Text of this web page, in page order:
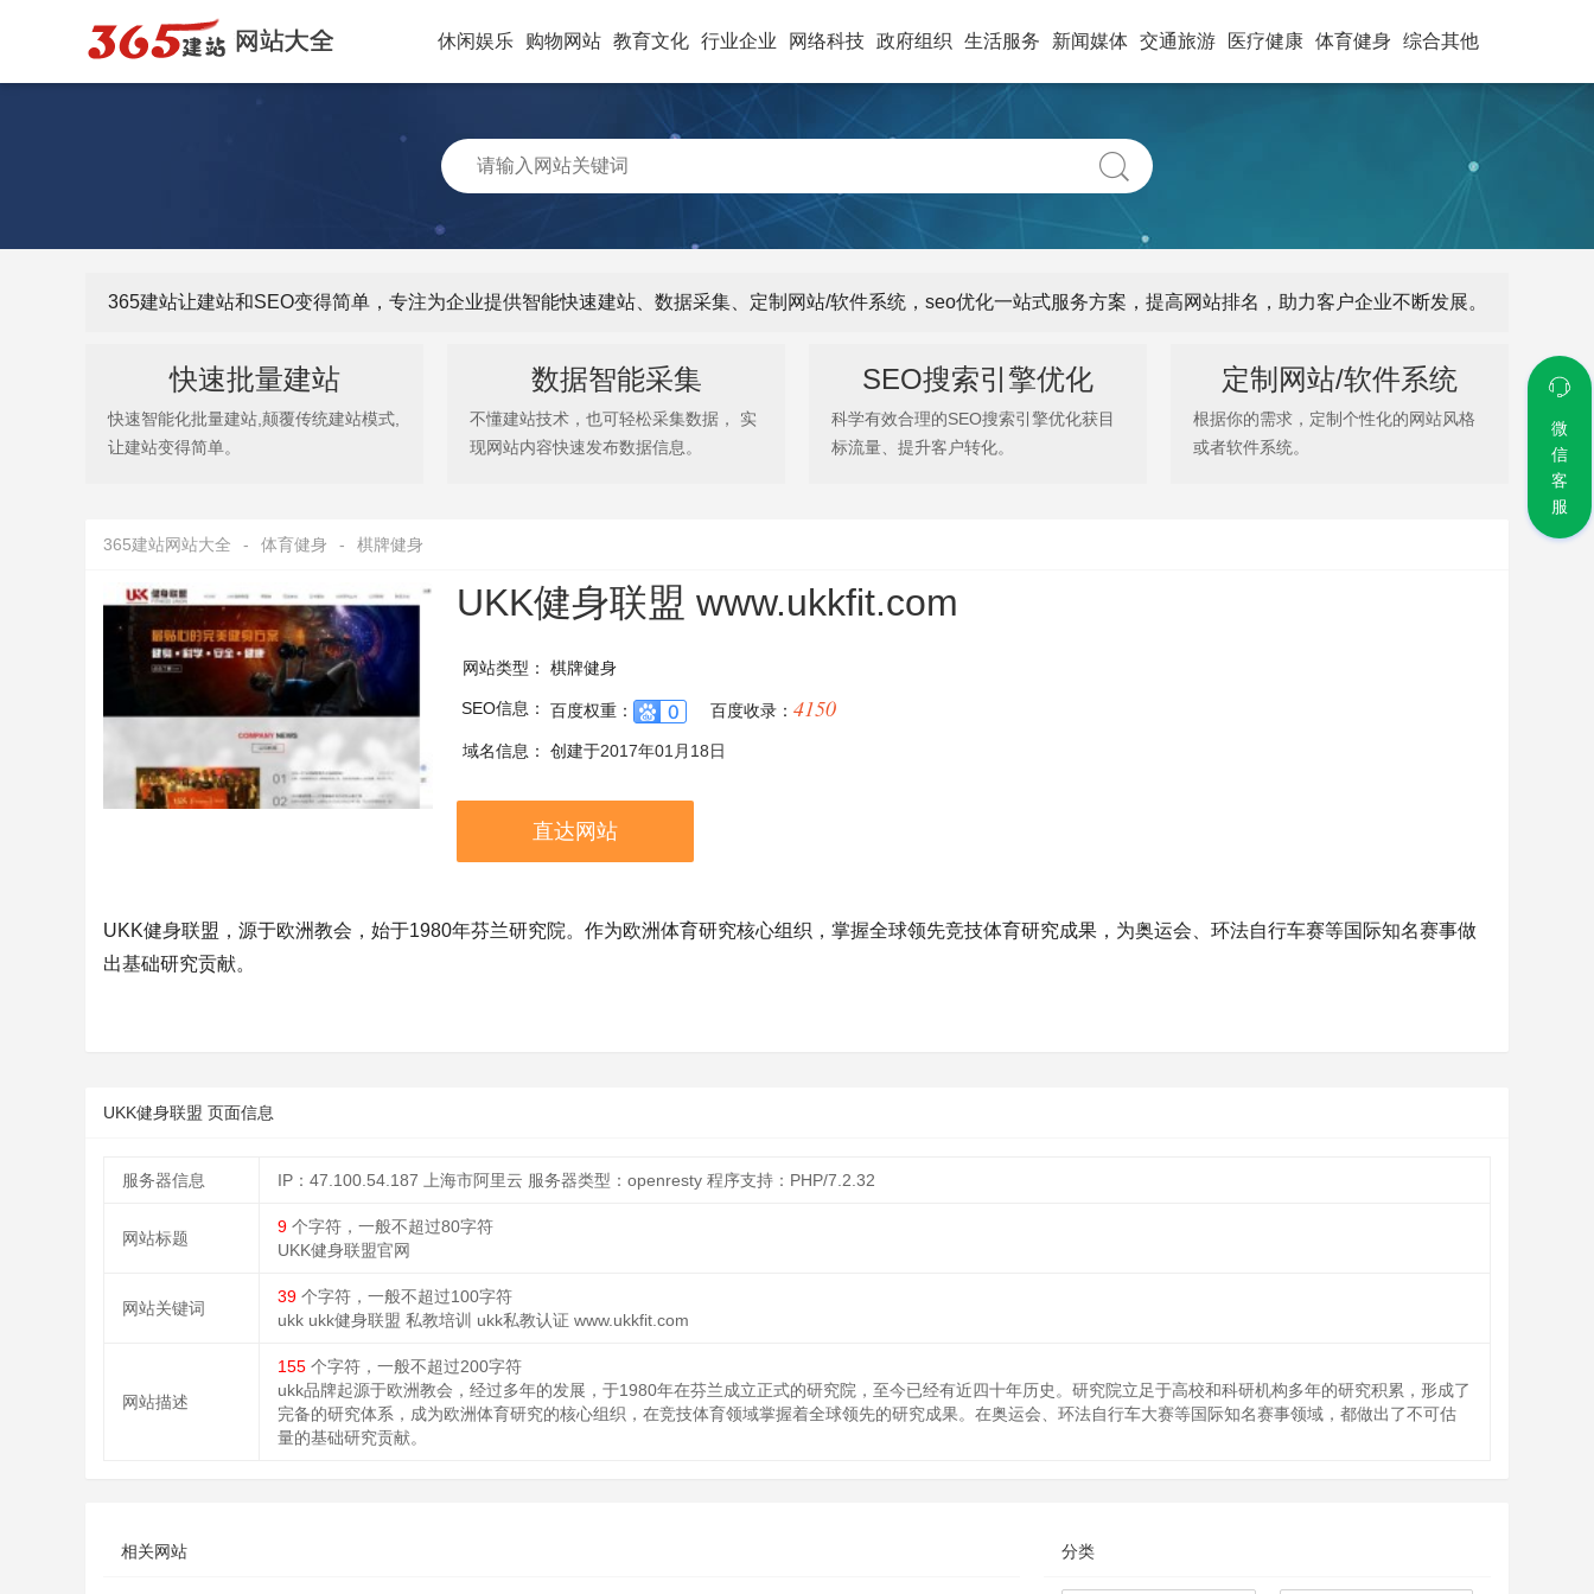
休闲娱乐 购物网站 教育文化 行业企业 网络科技 政府组织 生活服务 新闻媒体 交通旅游 医疗健康 体育健身 综合其他
365建站让建站和SEO变得简单，专注为企业提供智能快速建站、数据采集、定制网站/软件系统，seo优化一站式服务方案，提高网站排名，助力客户企业不断发展。
快速批量建站
快速智能化批量建站,颠覆传统建站模式,
让建站变得简单。
数据智能采集
不懂建站技术，也可轻松采集数据， 实
现网站内容快速发布数据信息。
SEO搜索引擎优化
科学有效合理的SEO搜索引擎优化获目
标流量、提升客户转化。
定制网站/软件系统
根据你的需求，定制个性化的网站风格
或者软件系统。
365建站网站大全 - 体育健身 - 棋牌健身
UKK健身联盟 www.ukkfit.com
网站类型： 棋牌健身
SEO信息： 百度权重： 百度收录： 4150
域名信息： 创建于2017年01月18日
直达网站
UKK健身联盟，源于欧洲教会，始于1980年芬兰研究院。作为欧洲体育研究核心组织，掌握全球领先竞技体育研究成果，为奥运会、环法自行车赛等国际知名赛事做
出基础研究贡献。
UKK健身联盟 页面信息
服务器信息 IP：47.100.54.187 上海市阿里云 服务器类型：openresty 程序支持：PHP/7.2.32
网站标题
9 个字符，一般不超过80字符
UKK健身联盟官网
网站关键词
39 个字符，一般不超过100字符
ukk ukk健身联盟 私教培训 ukk私教认证 www.ukkfit.com
网站描述
155 个字符，一般不超过200字符
ukk品牌起源于欧洲教会，经过多年的发展，于1980年在芬兰成立正式的研究院，至今已经有近四十年历史。研究院立足于高校和科研机构多年的研究积累，形成了
完备的研究体系，成为欧洲体育研究的核心组织，在竞技体育领域掌握着全球领先的研究成果。在奥运会、环法自行车大赛等国际知名赛事领域，都做出了不可估
量的基础研究贡献。
相关网站 分类
微
信
客
服